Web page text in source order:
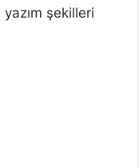
yazım şekilleri